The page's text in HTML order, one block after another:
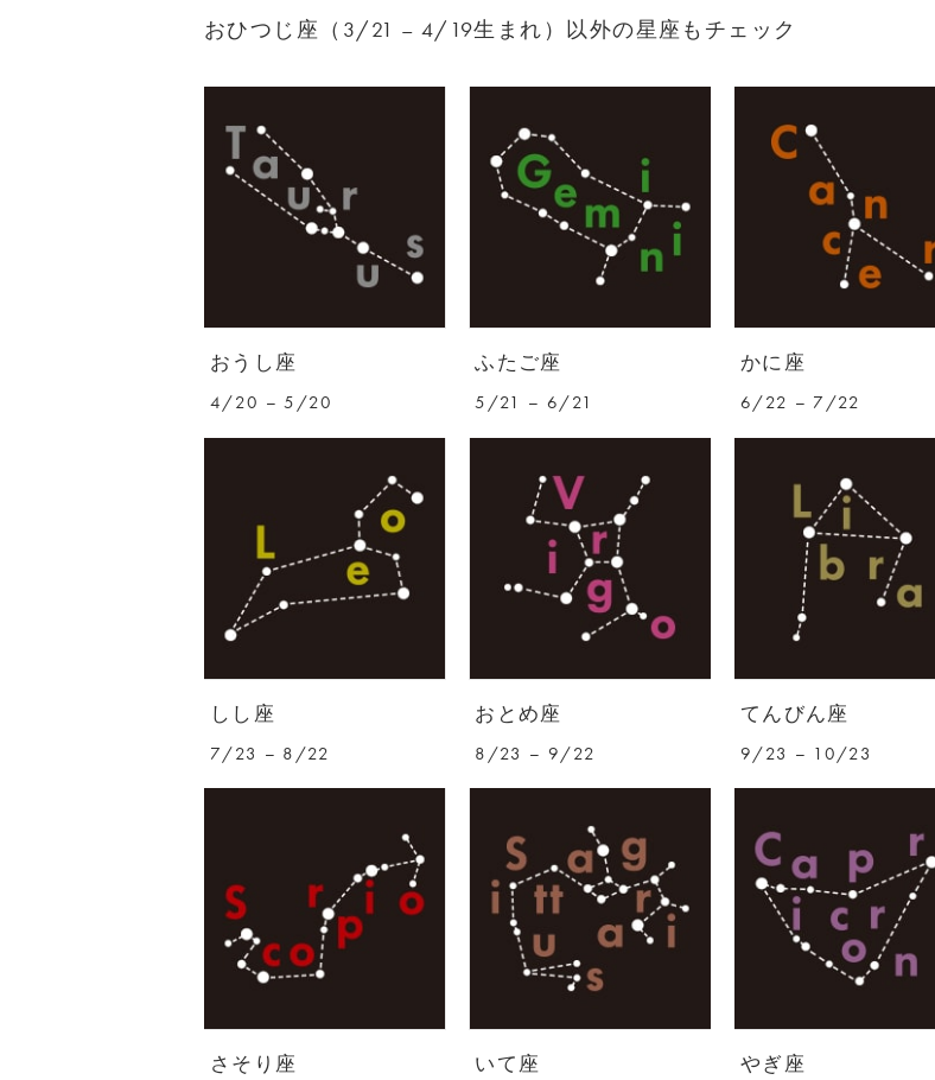
おひつじ座（3/21 – 4/19生まれ）以外の星座もチェック
おうし座
4/20 – 5/20
ふたご座
5/21 – 6/21
かに座
6/22 – 7/22
しし座
7/23 – 8/22
おとめ座
8/23 – 9/22
てんびん座
9/23 – 10/23
さそり座 いて座 やぎ座